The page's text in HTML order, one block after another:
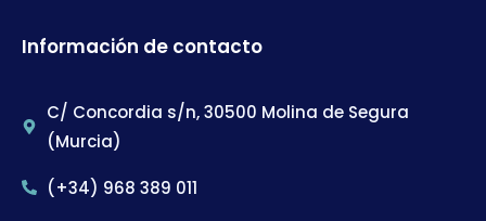
Información de contacto
C/ Concordia s/n, 30500 Molina de Segura
(Murcia)
(+34) 968 389 011